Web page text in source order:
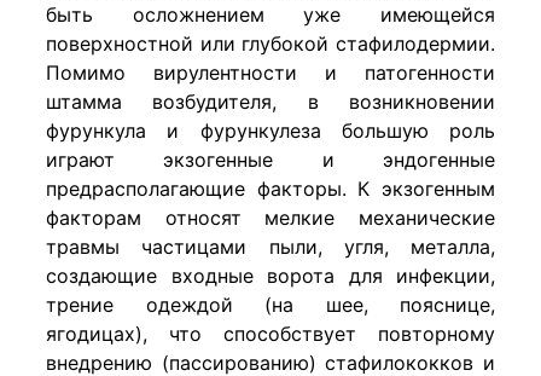
быть осложнением уже имеющейся
поверхностной или глубокой стафилодермии.
Помимо вирулентности и патогенности
штамма возбудителя, в возникновении
фурункула и фурункулеза большую роль
играют экзогенные и эндогенные
предрасполагающие факторы. К экзогенным
факторам относят мелкие механические
травмы частицами пыли, угля, металла,
создающие входные ворота для инфекции,
трение одеждой (на шее, пояснице,
ягодицах), что способствует повторному
внедрению (пассированию) стафилококков и